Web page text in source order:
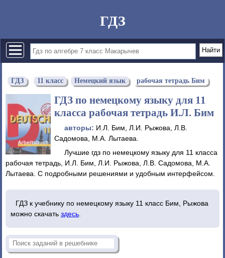
ГДЗ
ГДЗ 11 класс Немецкий язык рабочая тетрадь Бим
ГДЗ по немецкому языку для 11
класса рабочая тетрадь И.Л. Бим
авторы: И.Л. Бим, Л.И. Рыжова, Л.В.
Садомова, М.А. Лытаева.
Лучшие гдз по немецкому языку для 11 класса
рабочая тетрадь, И.Л. Бим, Л.И. Рыжова, Л.В. Садомова, М.А.
Лытаева. С подробными решениями и удобным интерфейсом.
ГДЗ к учебнику по немецкому языку 11 класс Бим, Рыжова
можно скачать здесь.